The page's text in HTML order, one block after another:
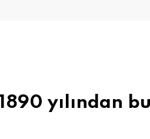
yılından